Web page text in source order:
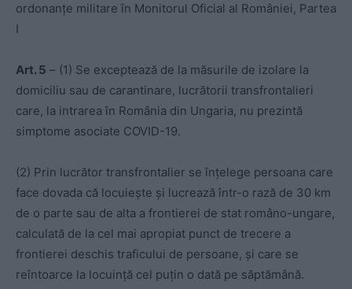
ordonanțe militare în Monitorul Oficial al României, Partea
I
Art. 5 – (1) Se exceptează de la măsurile de izolare la
domiciliu sau de carantinare, lucrătorii transfrontalieri
care, la intrarea în România din Ungaria, nu prezintă
simptome asociate COVID-19.
(2) Prin lucrător transfrontalier se înțelege persoana care
face dovada că locuiește și lucrează într-o rază de 30 km
de o parte sau de alta a frontierei de stat româno-ungare,
calculată de la cel mai apropiat punct de trecere a
frontierei deschis traficului de persoane, și care se
reîntoarce la locuință cel puțin o dată pe săptămână.